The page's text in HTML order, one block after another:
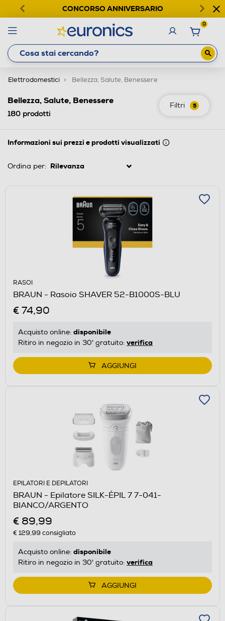
CONCORSO ANNIVERSARIO
0
Elettrodomestici Bellezza, Salute, Benessere
Filtri 5
Bellezza, Salute, Benessere
180 prodotti
Informazioni sui prezzi e prodotti visualizzati
Ordina per:
RASOI
BRAUN - Rasoio SHAVER 52-B1000S-BLU
€ 74,90
Acquisto online: disponibile
Ritiro in negozio in 30' gratuito: verifica
AGGIUNGI
EPILATORI E DEPILATORI
BRAUN - Epilatore SILK-ÉPIL 7 7-041-
BIANCO/ARGENTO
€ 89,99
€ 129,99 consigliato
Acquisto online: disponibile
Ritiro in negozio in 30' gratuito: verifica
AGGIUNGI